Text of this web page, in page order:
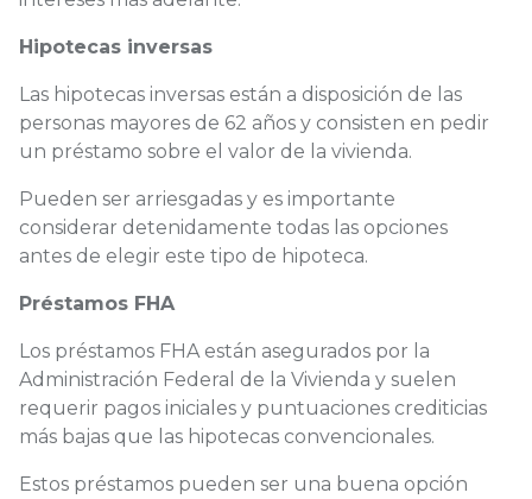
Hipotecas inversas
Las hipotecas inversas están a disposición de las
personas mayores de 62 años y consisten en pedir
un préstamo sobre el valor de la vivienda.
Pueden ser arriesgadas y es importante
considerar detenidamente todas las opciones
antes de elegir este tipo de hipoteca.
Préstamos FHA
Los préstamos FHA están asegurados por la
Administración Federal de la Vivienda y suelen
requerir pagos iniciales y puntuaciones crediticias
más bajas que las hipotecas convencionales.
Estos préstamos pueden ser una buena opción